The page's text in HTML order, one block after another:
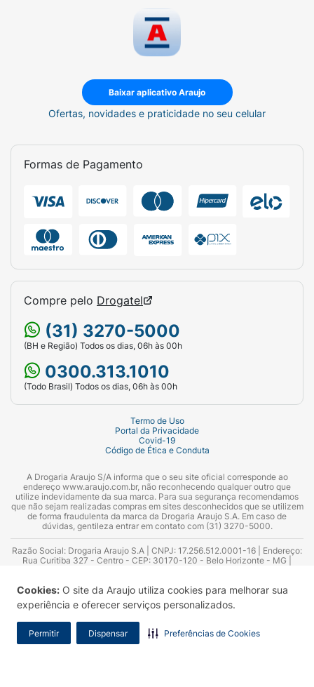
Cookies: O site da Araujo utiliza cookies para melhorar sua
experiência e oferecer serviços personalizados.
Permitir Dispensar Preferências de Cookies
Baixar aplicativo Araujo
Ofertas, novidades e praticidade no seu celular
Formas de Pagamento
Compre pelo Drogatel
(31) 3270-5000
(BH e Região) Todos os dias, 06h às 00h
0300.313.1010
(Todo Brasil) Todos os dias, 06h às 00h
Termo de Uso
Portal da Privacidade
Covid-19
Código de Ética e Conduta
A Drogaria Araujo S/A informa que o seu site oficial corresponde ao
endereço www.araujo.com.br, não reconhecendo qualquer outro que
utilize indevidamente da sua marca. Para sua segurança recomendamos
que não sejam realizadas compras em sites desconhecidos que se utilizem
de forma fraudulenta da marca da Drogaria Araujo S.A. Em caso de
dúvidas, gentileza entrar em contato com (31) 3270-5000.
Razão Social: Drogaria Araujo S.A | CNPJ: 17.256.512.0001-16 | Endereço:
Rua Curitiba 327 - Centro - CEP: 30170-120 - Belo Horizonte - MG |
Azevedo Guimarães – CRF 10.965 | Yasmin Silva Alvarenga – CRF 52.584 -
Consultor substituto: Thiago Aguiar Pinheiro - CRF Nº 13.748. Alvará
Sanitário: 2025020713 | Autorização de Funcionamento da Empresa (AFE):